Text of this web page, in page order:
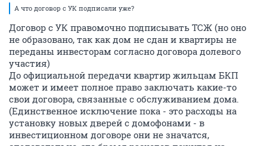
А что договор с УК подписали уже?
Договор с УК правомочно подписывать ТСЖ (но оно
не образовано, так как дом не сдан и квартиры не
переданы инвесторам согласно договора долевого
участия)
До официальной передачи квартир жильцам БКП
может и имеет полное право заключать какие-то
свои договора, связанные с обслуживанием дома.
(Единственное исключение пока - это расходы на
установку новых дверей c домофонами - в
инвестиционном договоре они не значатся,